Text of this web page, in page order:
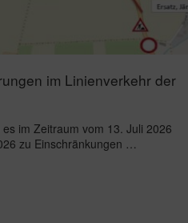
im Linienverkehr der
im Zeitraum vom 13. Juli 2026
zu Einschränkungen …